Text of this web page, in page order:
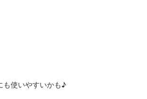
も使いやすいかも♪